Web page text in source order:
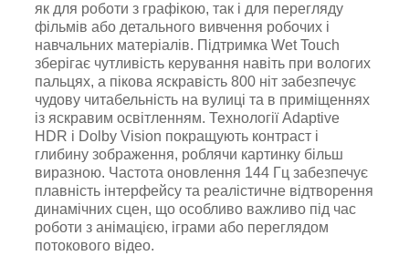
як для роботи з графікою, так і для перегляду
фільмів або детального вивчення робочих і
навчальних матеріалів. Підтримка Wet Touch
зберігає чутливість керування навіть при вологих
пальцях, а пікова яскравість 800 ніт забезпечує
чудову читабельність на вулиці та в приміщеннях
із яскравим освітленням. Технології Adaptive
HDR і Dolby Vision покращують контраст і
глибину зображення, роблячи картинку більш
виразною. Частота оновлення 144 Гц забезпечує
плавність інтерфейсу та реалістичне відтворення
динамічних сцен, що особливо важливо під час
роботи з анімацією, іграми або переглядом
потокового відео.